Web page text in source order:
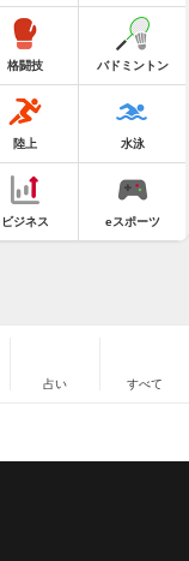
格闘技 バドミントン
陸上 水泳
ビジネス eスポーツ
占い すべて